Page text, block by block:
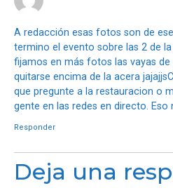
A redacción esas fotos son de
termino el evento sobre las 2 de
fijamos en más fotos las vayas
quitarse encima de la acera
que pregunte a la restauracion o
gente en las redes en directo. Eso
Responder
Deja una